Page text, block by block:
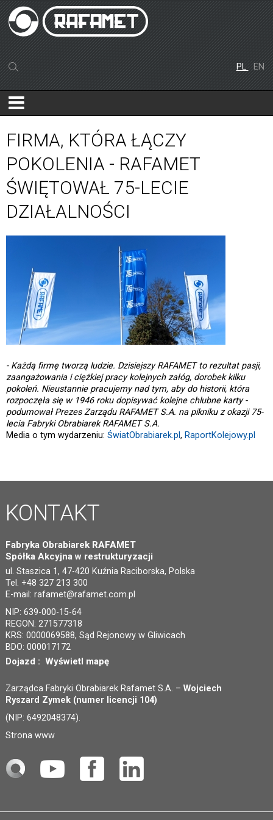
PL EN
FIRMA, KTÓRA ŁĄCZY
POKOLENIA - RAFAMET
ŚWIĘTOWAŁ 75-LECIE
DZIAŁALNOŚCI
- Każdą firmę tworzą ludzie. Dzisiejszy RAFAMET to rezultat pasji,
zaangażowania i ciężkiej pracy kolejnych załóg, dorobek kilku
pokoleń. Nieustannie pracujemy nad tym, aby do historii, która
rozpoczęła się w 1946 roku dopisywać kolejne chlubne karty -
podumował Prezes Zarządu RAFAMET S.A. na pikniku z okazji 75-
lecia Fabryki Obrabiarek RAFAMET S.A.
Media o tym wydarzeniu:ŚwiatObrabiarek.pl, RaportKolejowy.pl
KONTAKT
Fabryka Obrabiarek RAFAMET
Spółka Akcyjna w restrukturyzacji
ul. Staszica 1, 47-420 Kuźnia Raciborska, Polska
Tel. +48 327 213 300
E-mail:rafamet@rafamet.com.pl
NIP: 639-000-15-64
REGON: 271577318
KRS: 0000069588, Sąd Rejonowy w Gliwicach
BDO: 000017172
Dojazd :Wyświetl mapę
Zarządca Fabryki Obrabiarek Rafamet S.A. –Wojciech
Ryszard Zymek (numer licencji 104)
(NIP: 6492048374).
Strona www